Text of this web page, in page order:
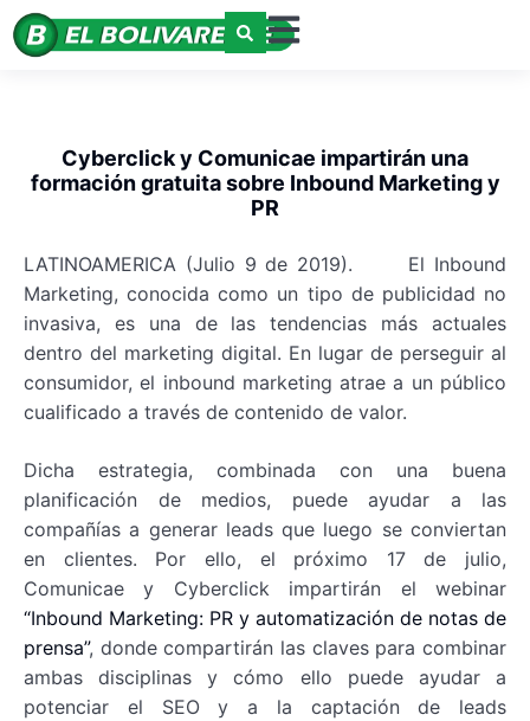
Cyberclick y Comunicae impartirán una
formación gratuita sobre Inbound Marketing y
PR
LATINOAMERICA (Julio 9 de 2019). El Inbound
Marketing, conocida como un tipo de publicidad no
invasiva, es una de las tendencias más actuales
dentro del marketing digital. En lugar de perseguir al
consumidor, el inbound marketing atrae a un público
cualificado a través de contenido de valor.
Dicha estrategia, combinada con una buena
planificación de medios, puede ayudar a las
compañías a generar leads que luego se conviertan
en clientes. Por ello, el próximo 17 de julio,
Comunicae y Cyberclick impartirán el webinar
“Inbound Marketing: PR y automatización de notas de
prensa”, donde compartirán las claves para combinar
ambas disciplinas y cómo ello puede ayudar a
potenciar el SEO y a la captación de leads